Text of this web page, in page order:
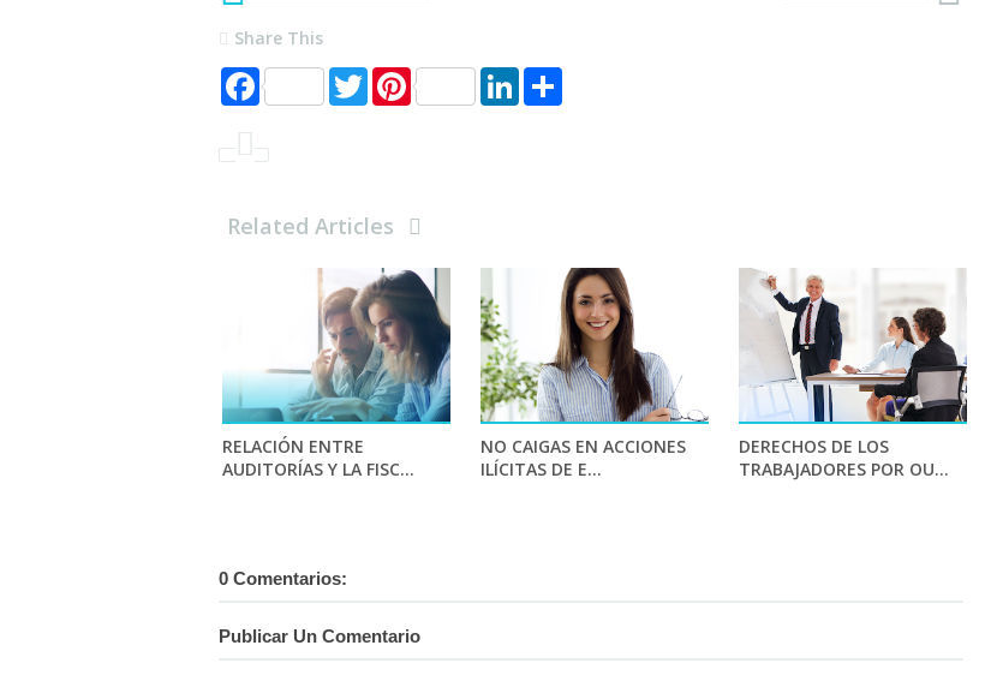
Share This
F
a
b
T
w
P
i
t
L
Related Articles
RELACIÓN ENTRE
AUDITORÍAS Y LA FISC...
NO CAIGAS EN ACCIONES
ILÍCITAS DE E...
DERECHOS DE LOS
TRABAJADORES POR OU...
0 Comentarios:
Publicar Un Comentario